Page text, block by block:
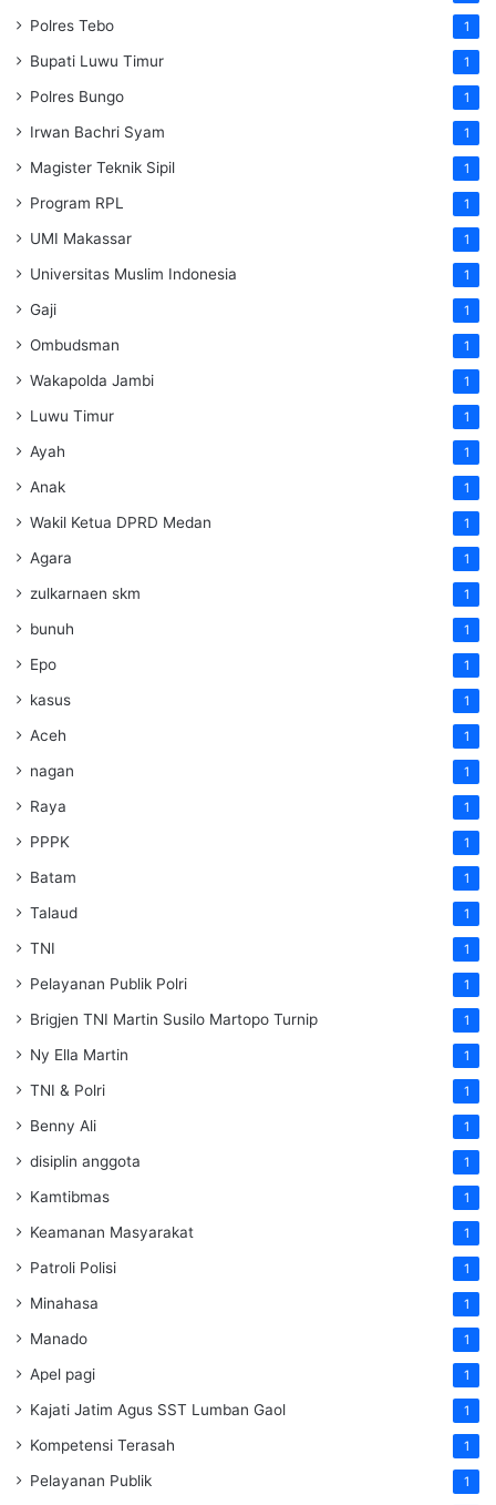
Polres Tebo 1
Bupati Luwu Timur 1
Polres Bungo 1
Irwan Bachri Syam 1
Magister Teknik Sipil 1
Program RPL 1
UMI Makassar 1
Universitas Muslim Indonesia 1
Gaji 1
Ombudsman 1
Wakapolda Jambi 1
Luwu Timur 1
Ayah 1
Anak 1
Wakil Ketua DPRD Medan 1
Agara 1
zulkarnaen skm 1
bunuh 1
Epo 1
kasus 1
Aceh 1
nagan 1
Raya 1
PPPK 1
Batam 1
Talaud 1
TNI 1
Pelayanan Publik Polri 1
Brigjen TNI Martin Susilo Martopo Turnip 1
Ny Ella Martin 1
TNI & Polri 1
Benny Ali 1
disiplin anggota 1
Kamtibmas 1
Keamanan Masyarakat 1
Patroli Polisi 1
Minahasa 1
Manado 1
Apel pagi 1
Kajati Jatim Agus SST Lumban Gaol 1
Kompetensi Terasah 1
Pelayanan Publik 1